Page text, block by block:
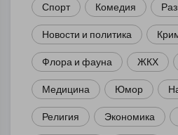
Спорт Комедия
Новости и политика
Флора и фауна ЖКХ
Медицина Юмор
Религия Экономика